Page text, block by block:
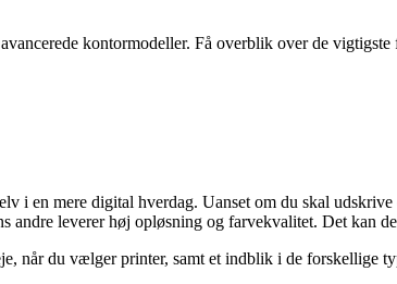
kontormodeller. Få overblik over de
i en mere digital hverdag. Uanset om du skal
andre leverer høj opløsning og farvekvalitet. Det kan
når du vælger printer, samt et indblik i de forskellige